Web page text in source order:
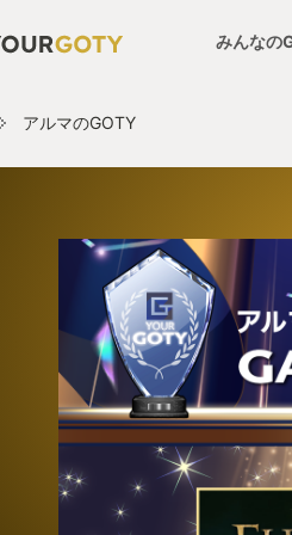
みんなの
アルマのGOTY